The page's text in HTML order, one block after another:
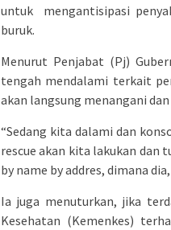
untuk mengantisipasi
buruk.
Menurut Penjabat (Pj)
tengah mendalami terkait
akan langsung menangani
“Sedang kita dalami dan
rescue akan kita lakukan dan
by name by addres, dimana
Ia juga menuturkan, jika
Kesehatan (Kemenkes)